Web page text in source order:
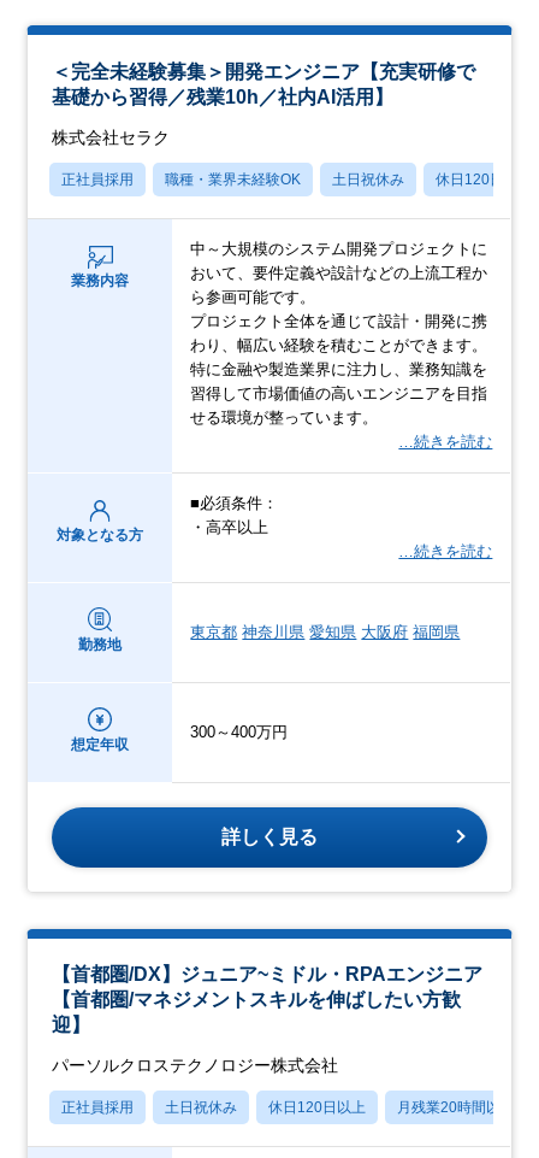
＜完全未経験募集＞開発エンジニア【充実研修で
基礎から習得／残業10h／社内AI活用】
株式会社セラク
正社員採用 職種・業界未経験OK 土日祝休み 休日120日以上
業務内容
中～大規模のシステム開発プロジェクトに
おいて、要件定義や設計などの上流工程か
ら参画可能です。
プロジェクト全体を通じて設計・開発に携
わり、幅広い経験を積むことができます。
特に金融や製造業界に注力し、業務知識を
習得して市場価値の高いエンジニアを目指
せる環境が整っています。
…続きを読む
対象となる方
■必須条件：
・高卒以上
…続きを読む
勤務地
東京都 神奈川県 愛知県 大阪府 福岡県
想定年収
300～400万円
詳しく見る
【首都圏/DX】ジュニア~ミドル・RPAエンジニア
【首都圏/マネジメントスキルを伸ばしたい方歓
迎】
パーソルクロステクノロジー株式会社
正社員採用 土日祝休み 休日120日以上 月残業20時間以内